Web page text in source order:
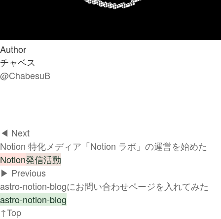
Author
チャベス
@ChabesuB
◀︎ Next
Notion 特化メディア「Notion ラボ」の運営を始めた
Notion発信活動
▶︎ Previous
astro-notion-blogにお問い合わせページを入れてみた
astro-notion-blog
↑Top